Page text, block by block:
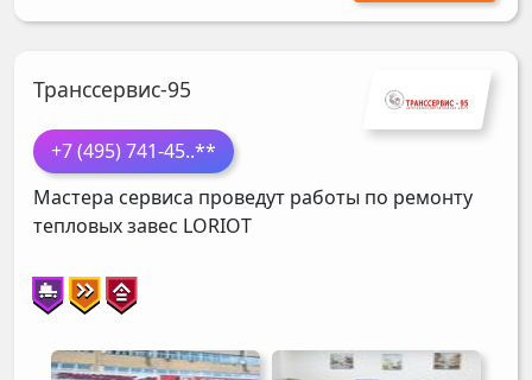
Транссервис-95
+7 (495) 741-45..**
Мастера сервиса проведут работы по ремонту
тепловых завес LORIOT